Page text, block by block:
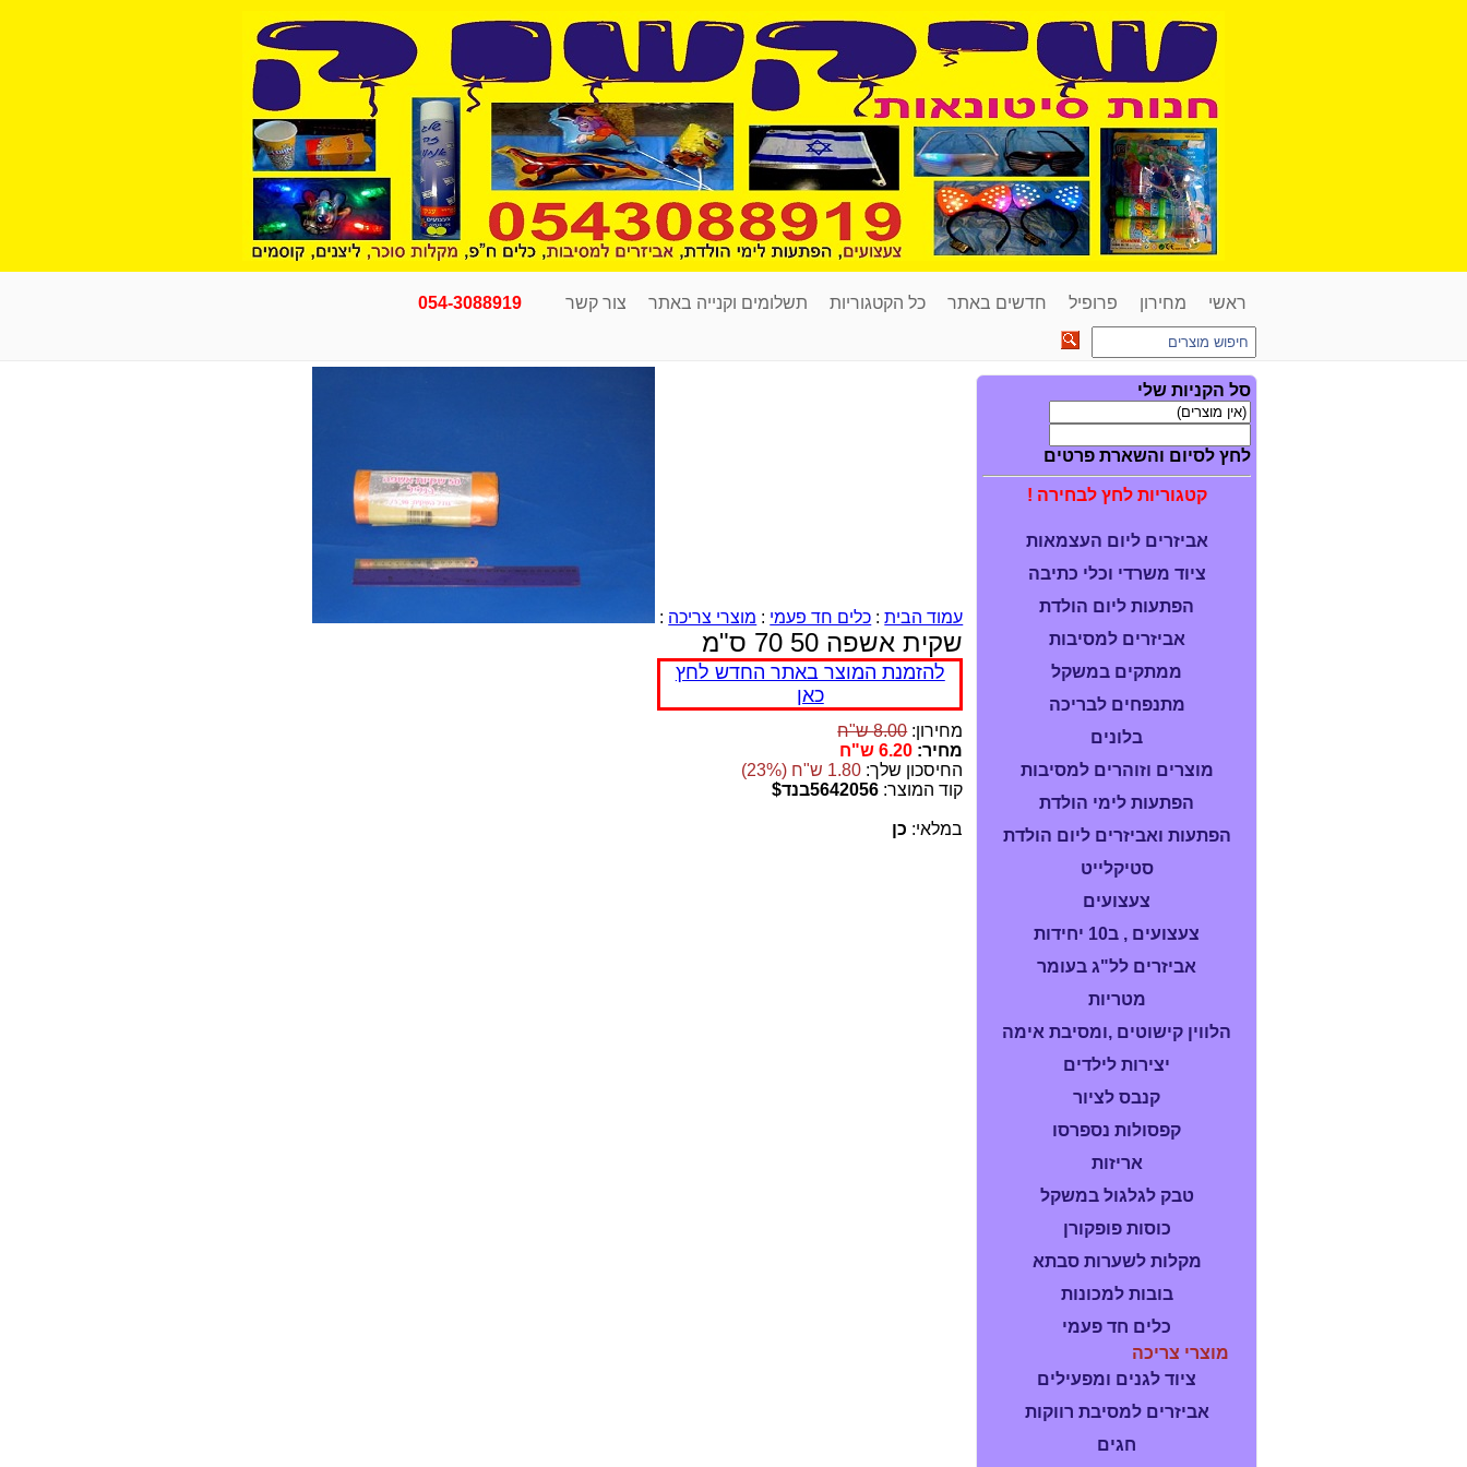
ראשי מחירון פרופיל חדשים באתר כל הקטגוריות תשלומים וקנייה באתר צור קשר 054-3088919
סל הקניות שלי
לחץ לסיום והשארת פרטים
קטגוריות לחץ לבחירה !
אביזרים ליום העצמאות
ציוד משרדי וכלי כתיבה
הפתעות ליום הולדת
אביזרים למסיבות
ממתקים במשקל
מתנפחים לבריכה
בלונים
מוצרים וזוהרים למסיבות
הפתעות לימי הולדת
הפתעות ואביזרים ליום הולדת
סטיקלייט
צעצועים
צעצועים , ב10 יחידות
אביזרים לל"ג בעומר
מטריות
הלווין קישוטים ,ומסיבת אימה
יצירות לילדים
קנבס לציור
קפסולות נספרסו
אריזות
טבק לגלגול במשקל
כוסות פופקורן
מקלות לשערות סבתא
בובות למכונות
כלים חד פעמי
מוצרי צריכה
ציוד לגנים ומפעילים
אביזרים למסיבת רווקות
חגים
עמוד הבית: כלים חד פעמי : מוצרי צריכה :
שקית אשפה 50 70 ס"מ
להזמנת המוצר באתר החדש לחץ
כאן
מחירון:8.00 ש"ח
מחיר: 6.20 ש"ח
החיסכון שלך: 1.80 ש"ח (23%)
קוד המוצר: 5642056בנד$
במלאי: כן